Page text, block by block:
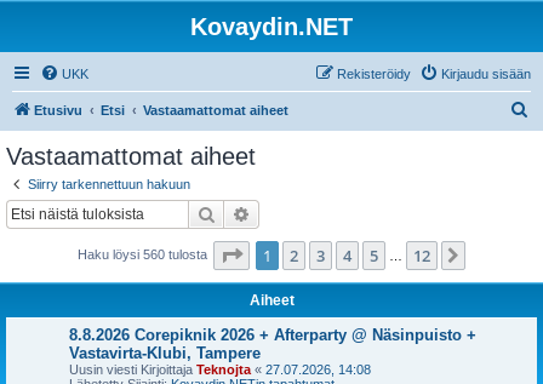
Kovaydin.NET
UKK Kirjaudu sisään
Rekisteröidy
Etusivu Etsi Vastaamattomat aiheet
Vastaamattomat aiheet
Siirry tarkennettuun hakuun
Etsi
Haku löysi 560 tulosta Sivu /12
1 2 3 4 5 12
Aiheet
8.8.2026 Corepiknik 2026 + Afterparty @ Näsinpuisto +
Vastavirta-Klubi, Tampere
Uusin viesti Kirjoittaja Teknojta « 27.07.2026, 14:08